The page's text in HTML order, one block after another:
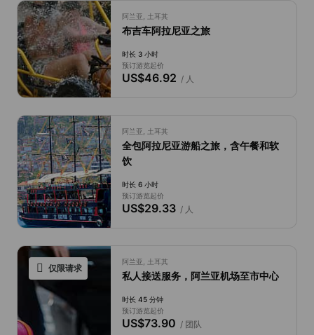
阿兰亚, 土耳其
布吉车阿拉尼亚之旅
时长 3 小时
预订游览起价
US$46.92 / 人
阿兰亚, 土耳其
全包阿拉尼亚游船之旅，含午餐和软
饮
时长 6 小时
预订游览起价
US$29.33/ 人
仅限请求
阿兰亚, 土耳其
私人接送服务，阿兰亚机场至市中心
时长 45 分钟
预订游览起价
US$73.90 / 团队